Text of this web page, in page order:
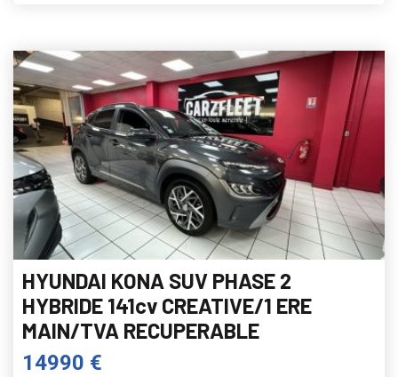
HYUNDAI KONA SUV PHASE 2
HYBRIDE 141cv CREATIVE/1 ERE
MAIN/TVA RECUPERABLE
14990 €